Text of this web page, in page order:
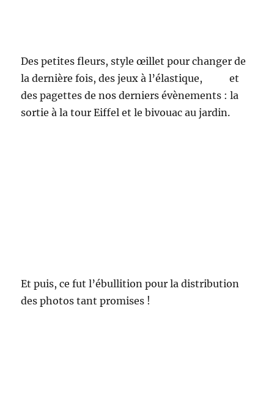
Des petites fleurs, style œillet pour changer de
la dernière fois, des jeux à l’élastique, et
des pagettes de nos derniers évènements : la
sortie à la tour Eiffel et le bivouac au jardin.
Et puis, ce fut l’ébullition pour la distribution
des photos tant promises !